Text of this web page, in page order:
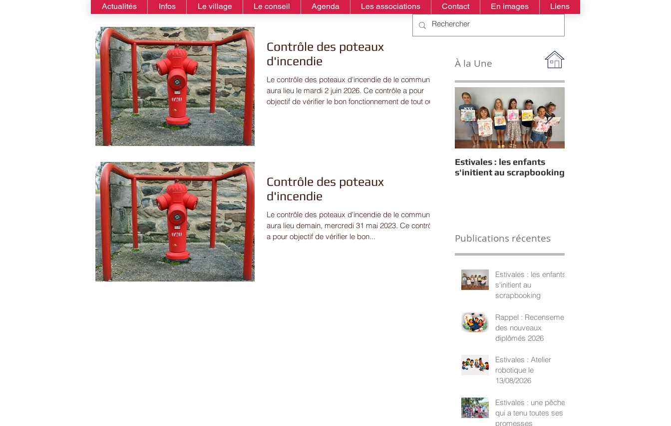
Actualités Infos Le village Le conseil Agenda Les associations Contact En images Liens
Contrôle des poteaux
d'incendie
Le contrôle des poteaux d'incendie de le commune
aura lieu le mardi 2 juin 2026. Ce contrôle a pour
objectif de vérifier le bon fonctionnement de tout ou
#incendie #pompie
Contrôle des poteaux
d'incendie
Le contrôle des poteaux d'incendie de le commune
aura lieu demain, mercredi 31 mai 2023. Ce contrôle
a pour objectif de vérifier le bon...
À la Une
Estivales : les enfants
s'initient au scrapbooking
Publications récentes
Estivales : les enfants
s'initient au
scrapbooking
Rappel : Recensement
des nouveaux
diplômés 2026
Estivales : Atelier
robotique le
13/08/2026
Estivales : une pêche
qui a tenu toutes ses
promesses